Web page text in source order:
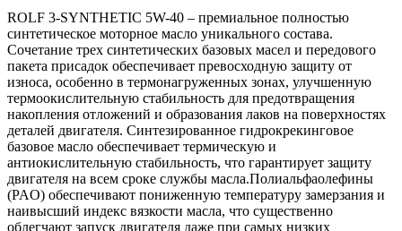
ROLF 3-SYNTHETIC 5W-40 – премиальное полностью
синтетическое моторное масло уникального состава.
Сочетание трех синтетических базовых масел и передового
пакета присадок обеспечивает превосходную защиту от
износа, особенно в термонагруженных зонах, улучшенную
термоокислительную стабильность для предотвращения
накопления отложений и образования лаков на поверхностях
деталей двигателя. Синтезированное гидрокрекинговое
базовое масло обеспечивает термическую и
антиокислительную стабильность, что гарантирует защиту
двигателя на всем сроке службы масла.Полиальфаолефины
(PAO) обеспечивают пониженную температуру замерзания и
наивысший индекс вязкости масла, что существенно
облегчают запуск двигателя даже при самых низких